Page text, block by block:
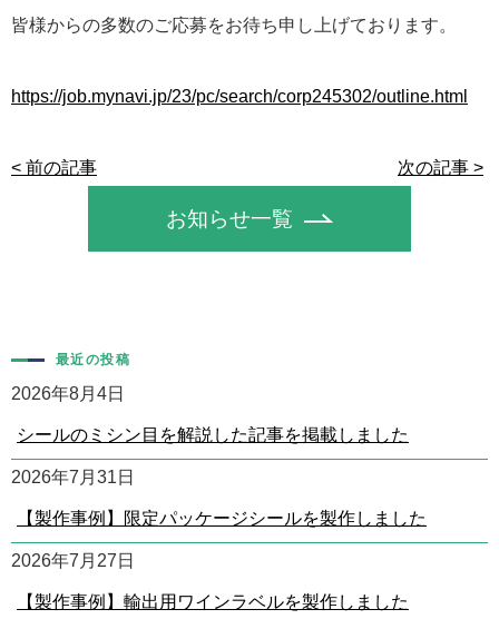
皆様からの多数のご応募をお待ち申し上げております。
https://job.mynavi.jp/23/pc/search/corp245302/outline.html
< 前の記事 次の記事 >
お知らせ一覧
最近の投稿
2026年8月4日
シールのミシン目を解説した記事を掲載しました
2026年7月31日
【製作事例】限定パッケージシールを製作しました
2026年7月27日
【製作事例】輸出用ワインラベルを製作しました